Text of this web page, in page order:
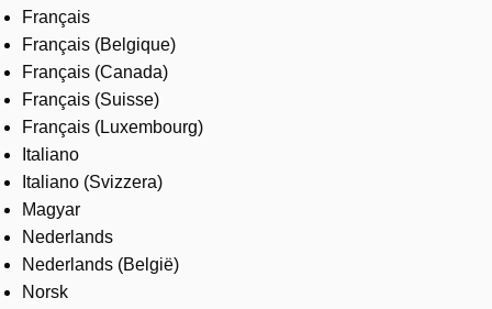
Français
Français (Belgique)
Français (Canada)
Français (Suisse)
Français (Luxembourg)
Italiano
Italiano (Svizzera)
Magyar
Nederlands
Nederlands (België)
Norsk